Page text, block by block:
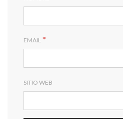
EMAIL *
SITIO WEB